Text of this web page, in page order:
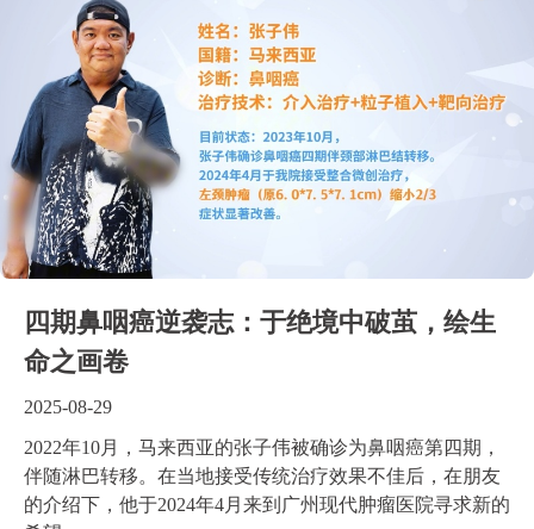
四期鼻咽癌逆袭志：于绝境中破茧，绘生
命之画卷
2025-08-29
2022年10月，马来西亚的张子伟被确诊为鼻咽癌第四期，
伴随淋巴转移。在当地接受传统治疗效果不佳后，在朋友
的介绍下，他于2024年4月来到广州现代肿瘤医院寻求新的